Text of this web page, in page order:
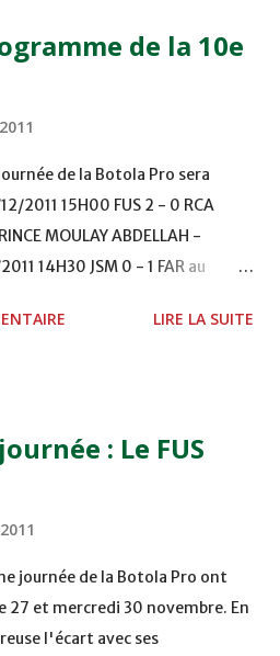
de la 10e
de la Botola Pro sera
2011 15H00 FUS 2 - 0 RCA
MOULAY ABDELLAH -
14H30 JSM 0 - 1 FAR au
16h30 OCK 0 - 1 HUSA
- OCS au COMPLEXE SPORTIF
pour cause de finale de la
LIRE LA SUITE
: Le FUS
journée de la Botola Pro ont
27 et mercredi 30 novembre. En
l'écart avec ses